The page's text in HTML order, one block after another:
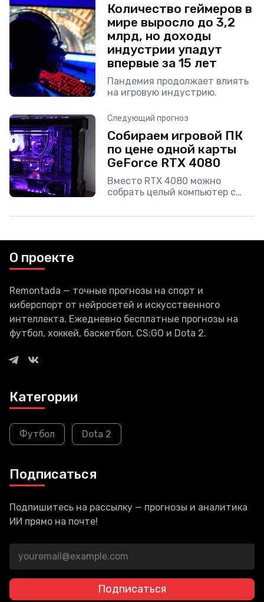
Количество геймеров в
мире выросло до 3,2
млрд, но доходы
индустрии упадут
впервые за 15 лет
Пандемия продолжает влиять
на игровую индустрию.
Следующий прогноз
Собираем игровой ПК
по цене одной карты
GeForce RTX 4080
Вместо RTX 4080 можно
собрать целый компьютер с
О проекте
Remontada — точные прогнозы на спорт и
киберспорт от нейросетей и искусственного
интеллекта. Ежедневно бесплатные прогнозы на
футбол, хоккей, баскетбол, CS:GO и Dota 2.
Категории
Футбол Dota 2
Подписаться
Подпишитесь на рассылку — прогнозы и аналитика
ИИ прямо на почте!
Подписаться